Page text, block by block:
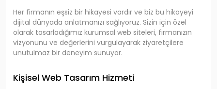
Her firmanın eşsiz bir hikayesi vardır ve biz bu hikayeyi
dijital dünyada anlatmanızı sağlıyoruz. Sizin için özel
olarak tasarladığımız kurumsal web siteleri, firmanızın
vizyonunu ve değerlerini vurgulayarak ziyaretçilere
unutulmaz bir deneyim sunuyor.
Kişisel Web Tasarım Hizmeti